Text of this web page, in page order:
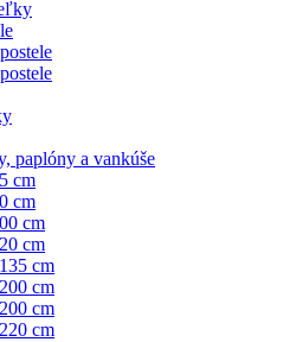
paplóny a vankúše
cm
cm
cm
cm
cm
cm
cm
cm